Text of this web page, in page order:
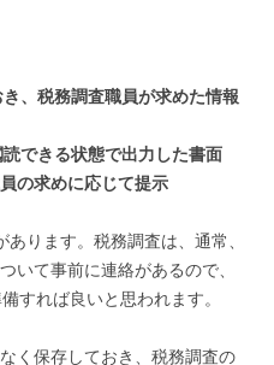
、税務調査職員が求めた情報
できる状態で出力した書面
の求めに応じて提示
ります。税務調査は、通常、
いて事前に連絡があるので、
すれば良いと思われます。
く保存しておき、税務調査の